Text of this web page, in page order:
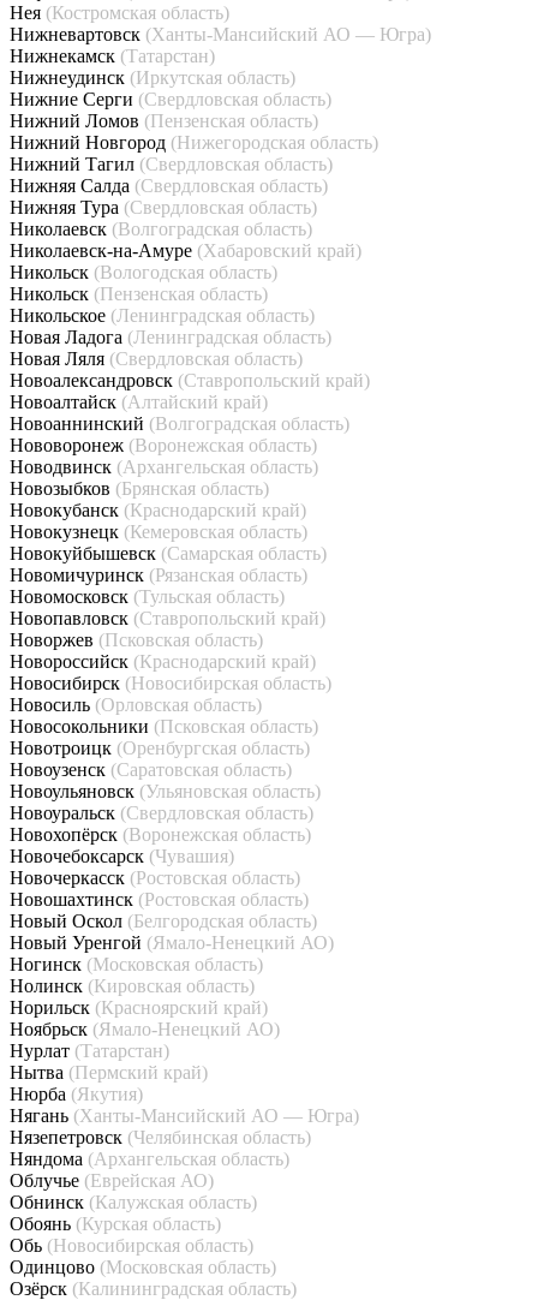
Нея (Костромская область)
Нижневартовск (Ханты-Мансийский АО — Югра)
Нижнекамск (Татарстан)
Нижнеудинск (Иркутская область)
Нижние Серги (Свердловская область)
Нижний Ломов (Пензенская область)
Нижний Новгород (Нижегородская область)
Нижний Тагил (Свердловская область)
Нижняя Салда (Свердловская область)
Нижняя Тура (Свердловская область)
Николаевск (Волгоградская область)
Николаевск-на-Амуре (Хабаровский край)
Никольск (Вологодская область)
Никольск (Пензенская область)
Никольское (Ленинградская область)
Новая Ладога (Ленинградская область)
Новая Ляля (Свердловская область)
Новоалександровск (Ставропольский край)
Новоалтайск (Алтайский край)
Новоаннинский (Волгоградская область)
Нововоронеж (Воронежская область)
Новодвинск (Архангельская область)
Новозыбков (Брянская область)
Новокубанск (Краснодарский край)
Новокузнецк (Кемеровская область)
Новокуйбышевск (Самарская область)
Новомичуринск (Рязанская область)
Новомосковск (Тульская область)
Новопавловск (Ставропольский край)
Новоржев (Псковская область)
Новороссийск (Краснодарский край)
Новосибирск (Новосибирская область)
Новосиль (Орловская область)
Новосокольники (Псковская область)
Новотроицк (Оренбургская область)
Новоузенск (Саратовская область)
Новоульяновск (Ульяновская область)
Новоуральск (Свердловская область)
Новохопёрск (Воронежская область)
Новочебоксарск (Чувашия)
Новочеркасск (Ростовская область)
Новошахтинск (Ростовская область)
Новый Оскол (Белгородская область)
Новый Уренгой (Ямало-Ненецкий АО)
Ногинск (Московская область)
Нолинск (Кировская область)
Норильск (Красноярский край)
Ноябрьск (Ямало-Ненецкий АО)
Нурлат (Татарстан)
Нытва (Пермский край)
Нюрба (Якутия)
Нягань (Ханты-Мансийский АО — Югра)
Нязепетровск (Челябинская область)
Няндома (Архангельская область)
Облучье (Еврейская АО)
Обнинск (Калужская область)
Обоянь (Курская область)
Обь (Новосибирская область)
Одинцово (Московская область)
Озёрск (Калининградская область)